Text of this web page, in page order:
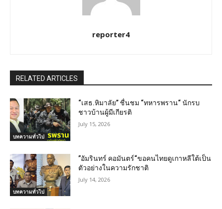
reporter4
RELATED ARTICLES
บทความทั่วไป
“เสธ.หิมาลัย” ชื่นชม “ทหารพราน“ นักรบ
ชาวบ้านผู้มีเกียรติ
July 15, 2026
บทความทั่วไป
”อัมรินทร์ คอมันตร์“ขอคนไทยดูเกาหลีใต้เป็น
ตัวอย่างในความรักชาติ
July 14, 2026